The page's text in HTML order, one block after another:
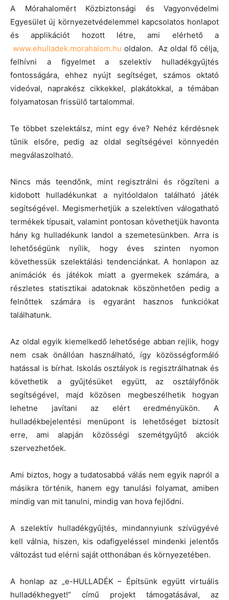
A Mórahalomért Közbiztonsági és Vagyonvédelmi
Egyesület új környezetvédelemmel kapcsolatos honlapot
és applikációt hozott létre, ami elérhető a
www.ehulladek.morahalom.hu oldalon. Az oldal fő célja,
felhívni a figyelmet a szelektív hulladékgyűjtés
fontosságára, ehhez nyújt segítséget, számos oktató
videóval, naprakész cikkekkel, plakátokkal, a témában
folyamatosan frissülő tartalommal.
Te többet szelektálsz, mint egy éve? Nehéz kérdésnek
tűnik elsőre, pedig az oldal segítségével könnyedén
megválaszolható.
Nincs más teendőnk, mint regisztrálni és rögzíteni a
kidobott hulladékunkat a nyitóoldalon található játék
segítségével. Megismerhetjük a szelektíven válogatható
termékek típusait, valamint pontosan követhetjük havonta
hány kg hulladékunk landol a szemetesünkben. Arra is
lehetőségünk nyílik, hogy éves szinten nyomon
követhessük szelektálási tendenciánkat. A honlapon az
animációk és játékok miatt a gyermekek számára, a
részletes statisztikai adatoknak köszönhetően pedig a
felnőttek számára is egyaránt hasznos funkciókat
találhatunk.
Az oldal egyik kiemelkedő lehetősége abban rejlik, hogy
nem csak önállóan használható, így közösségformáló
hatással is bírhat. Iskolás osztályok is regisztrálhatnak és
követhetik a gyűjtésüket együtt, az osztályfőnök
segítségével, majd közösen megbeszélhetik hogyan
lehetne javítani az elért eredményükön. A
hulladékbejelentési menüpont is lehetőséget biztosít
erre, ami alapján közösségi szemétgyűjtő akciók
szervezhetőek.
Ami biztos, hogy a tudatosabbá válás nem egyik napról a
másikra történik, hanem egy tanulási folyamat, amiben
mindig van mit tanulni, mindig van hova fejlődni.
A szelektív hulladékgyűjtés, mindannyiunk szívügyévé
kell válnia, hiszen, kis odafigyeléssel mindenki jelentős
változást tud elérni saját otthonában és környezetében.
A honlap az „e-HULLADÉK – Építsünk együtt virtuális
hulladékhegyet!” című projekt támogatásával, az